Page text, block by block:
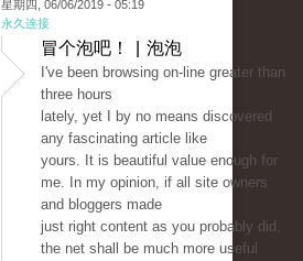
星期四, 06/06/2019 - 05:19
永久连接
冒个泡吧！ | 泡泡
I've been browsing on-line greater than
three hours
lately, yet I by no means discovered
any fascinating article like
yours. It is beautiful value enough for
me. In my opinion, if all site owners
and bloggers made
just right content as you probably did,
the net shall be much more useful